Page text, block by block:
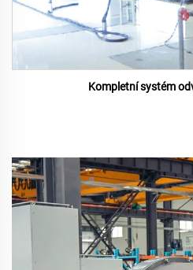
Kompletní systém